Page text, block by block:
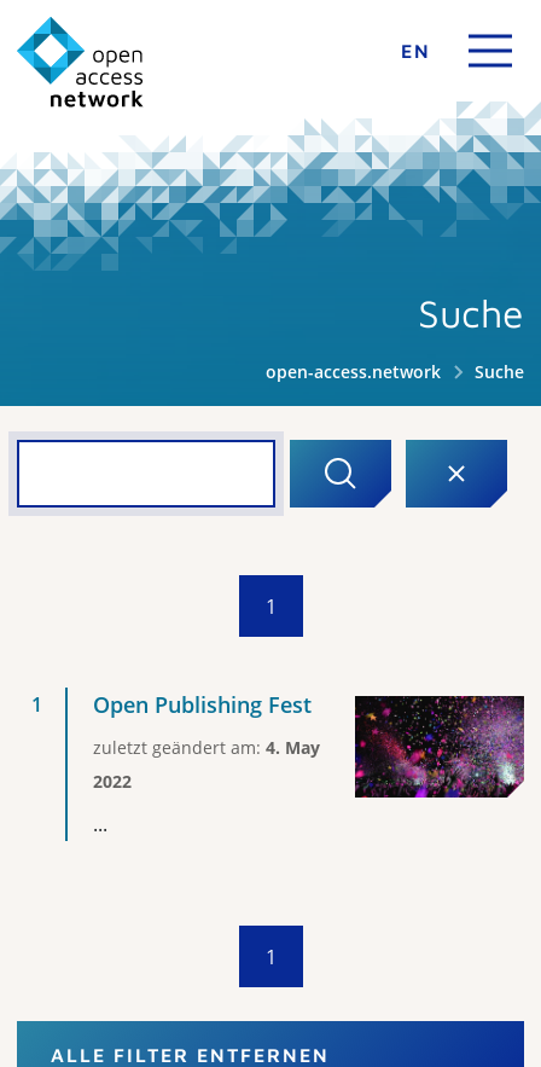
EN
Suche
open-access.network Suche
1
Open Publishing Fest
zuletzt geändert am: 4. May
2022
...
1
ALLE FILTER ENTFERNEN